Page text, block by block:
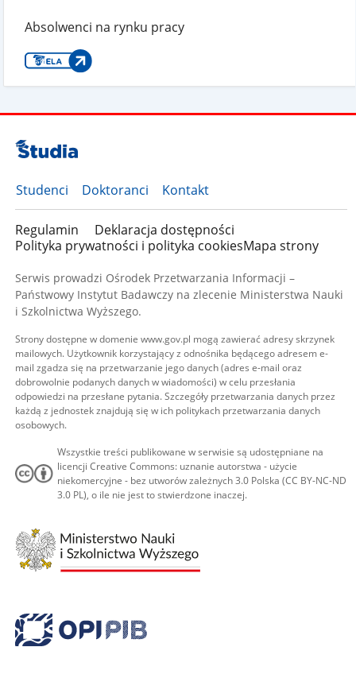
Absolwenci na rynku pracy
Studenci Doktoranci Kontakt
Regulamin
Deklaracja dostępności
Polityka prywatności i polityka cookiesMapa strony
Serwis prowadzi Ośrodek Przetwarzania Informacji –
Państwowy Instytut Badawczy na zlecenie Ministerstwa Nauki
i Szkolnictwa Wyższego.
Strony dostępne w domenie www.gov.pl mogą zawierać adresy skrzynek
mailowych. Użytkownik korzystający z odnośnika będącego adresem e-
mail zgadza się na przetwarzanie jego danych (adres e-mail oraz
dobrowolnie podanych danych w wiadomości) w celu przesłania
odpowiedzi na przesłane pytania. Szczegóły przetwarzania danych przez
każdą z jednostek znajdują się w ich politykach przetwarzania danych
osobowych.
Wszystkie treści publikowane w serwisie są udostępniane na
licencji Creative Commons: uznanie autorstwa - użycie
niekomercyjne - bez utworów zależnych 3.0 Polska (CC BY-NC-ND
3.0 PL), o ile nie jest to stwierdzone inaczej.